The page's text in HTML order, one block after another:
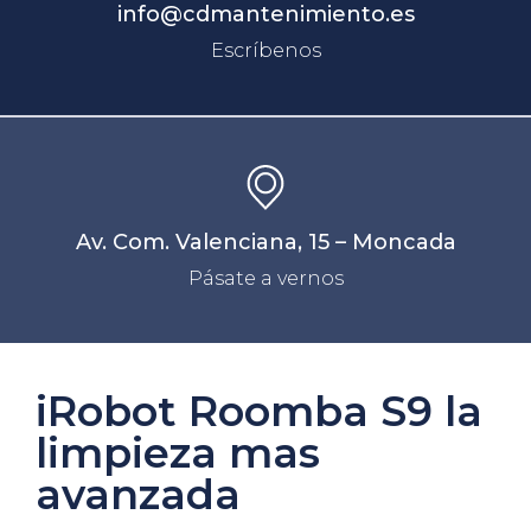
info@cdmantenimiento.es
Escríbenos
Av. Com. Valenciana, 15 – Moncada
Pásate a vernos
iRobot Roomba S9 la
limpieza mas
avanzada